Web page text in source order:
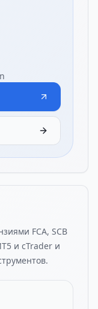
FCA, SCB
и cTrader и